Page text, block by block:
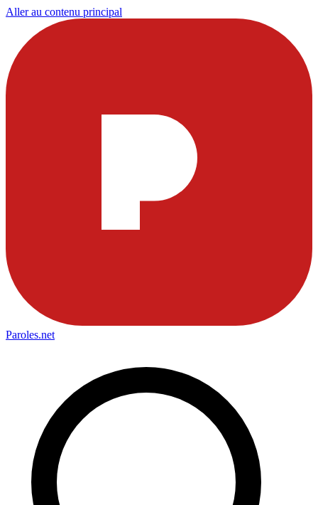
Aller au contenu principal
Paroles.net